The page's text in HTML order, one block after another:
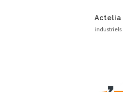
Actelia
industriels